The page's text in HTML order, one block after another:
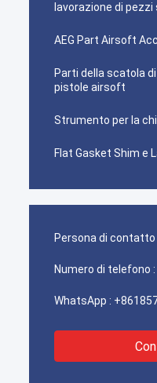
lavorazione di
AEG Part Airsoft
Parti della scatola
pistole airsoft
Strumento per la
Flat Gasket Shim e
Persona di contatto
Numero di telefono :
WhatsApp :